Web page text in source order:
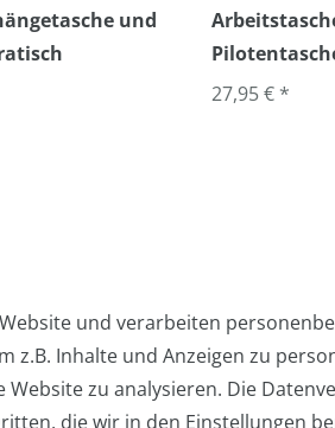
und
27,95 € *
Impressum
und verarbeiten
z.B. Inhalte und Anzeigen zu
zu analysieren. Die
die wir in den Einstellungen